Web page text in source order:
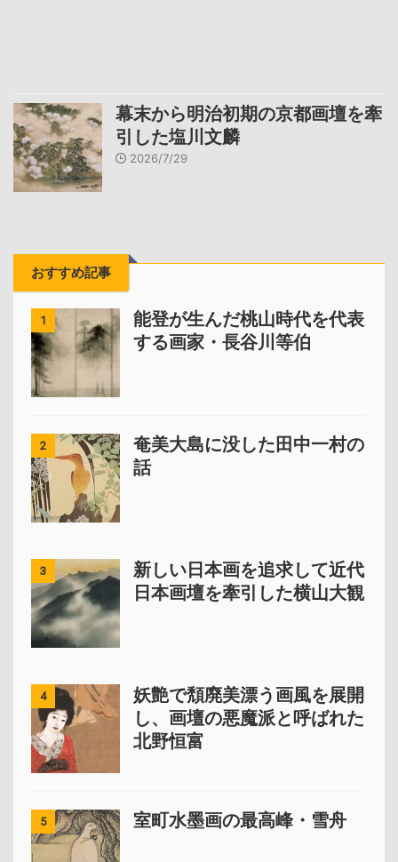
幕末から明治初期の京都画壇を牽
引した塩川文麟
2026/7/29
おすすめ記事
1
能登が生んだ桃山時代を代表
する画家・長谷川等伯
2
奄美大島に没した田中一村の
話
3
新しい日本画を追求して近代
日本画壇を牽引した横山大観
4
妖艶で頽廃美漂う画風を展開
し、画壇の悪魔派と呼ばれた
北野恒富
5 室町水墨画の最高峰・雪舟